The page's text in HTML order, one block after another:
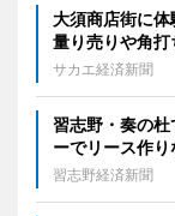
大須商店街に
量り売りや角打
サカエ経済新聞
習志野・奏の
ーでリース作り
習志野経済新聞